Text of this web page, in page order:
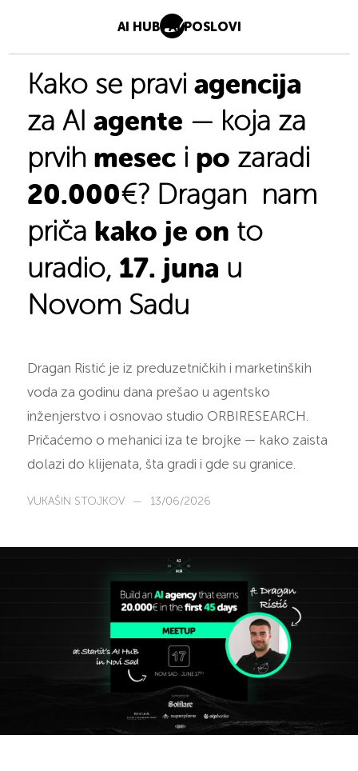
AI HUB AI POSLOVI
Kako se pravi agencija
za AI agente — koja za
prvih meseci po zaradi
20.000€? Dragan nam
priča kako je on to
uradio, 17. juna u
Novom Sadu
Dragan Ristić je iz preduzetničkih i marketinških
voda za godinu dana prešao u agentsko
inženjerstvo i osnovao studio ORBIRESEARCH.
Pričaćemo o mehanici iza te brojke — kako zaista
dolazi do klijenata, šta gradi i gde su granice.
VUKAŠIN STOJKOV — 13/06/2026